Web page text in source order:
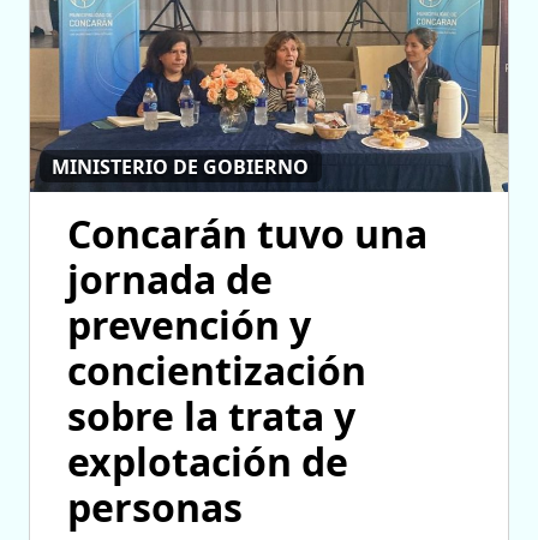
MINISTERIO DE GOBIERNO
Concarán tuvo una
jornada de
prevención y
concientización
sobre la trata y
explotación de
personas